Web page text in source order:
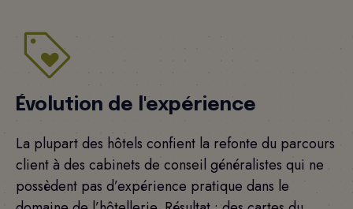
Évolution de l'expérience
La plupart des hôtels confient la refonte du parcours
client à des cabinets de conseil généralistes qui ne
possèdent pas d’expérience pratique dans le